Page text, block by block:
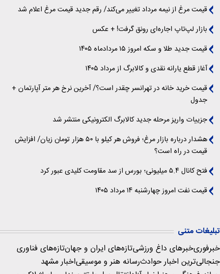
قیمت مرغ از نیمه مرداد تغییر می‌کند/ رقم جدید قیمت مرغ اعلام شد
بازار لپ‌تاپ اجاره‌ای رونق گرفت! + عکس
قیمت جدید طلا و سکه امروز ۱۵ مردادماه ۱۴۰۵
آغاز قطع یارانه نقدی و کالابرگ از مرداد ۱۴۰۵
قیمت خرید خانه در تهرانسر چقدر است؟/ آخرین نرخ هر متر آپارتمان +
جدول
جزییات واریز مرحله جدید کالابرگ الکترونیکی منتشر شد
هشدار درباره بازار مرغ؛ فروش هر کیلو با ۵۰ هزار تومان زیان/ افزایش
قیمت در راه است؟
فتح کانال ۵.۴ میلیونی؛ بورس از سد مقاومت کلیدی عبور کرد
قیمت نفت امروز چهارشنبه ۱۴ مرداد ۱۴۰۵
تبلیغات متنی
خبرفوریخبرهای داغ ورزشیتازه‌های ایران و جهانتازه‌های فناوری
جنجالی‌ترین اخبار حوادثرسانه هنر و موسیقیاخبار مشهد